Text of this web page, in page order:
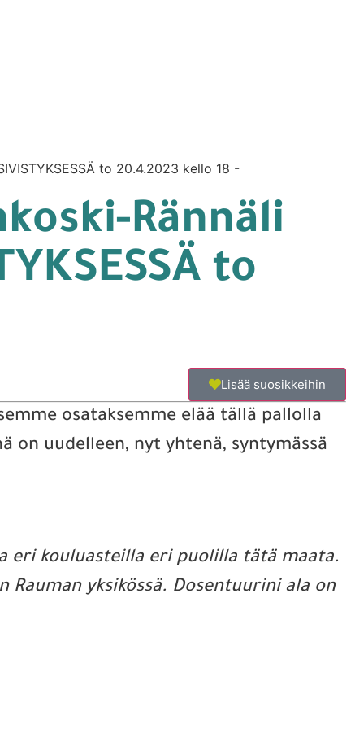
to 20.4.2023 kello 18 -
Rännäli
to
Lisää suosikkeihin
osataksemme elää tällä pallolla
on uudelleen, nyt yhtenä, syntymässä
eri kouluasteilla eri puolilla tätä maata.
yksikössä. Dosentuurini ala on